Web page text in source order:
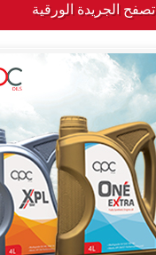
تصفح الجريدة الورقية